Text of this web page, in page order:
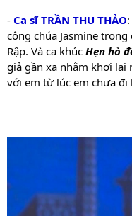
- Ca sĩ TRẦN THU THẢO
công chúa Jasmine
Rập. Và ca khúc Hẹn hò
giả gần xa nhằm khơi lại
với em từ lúc em chưa đi